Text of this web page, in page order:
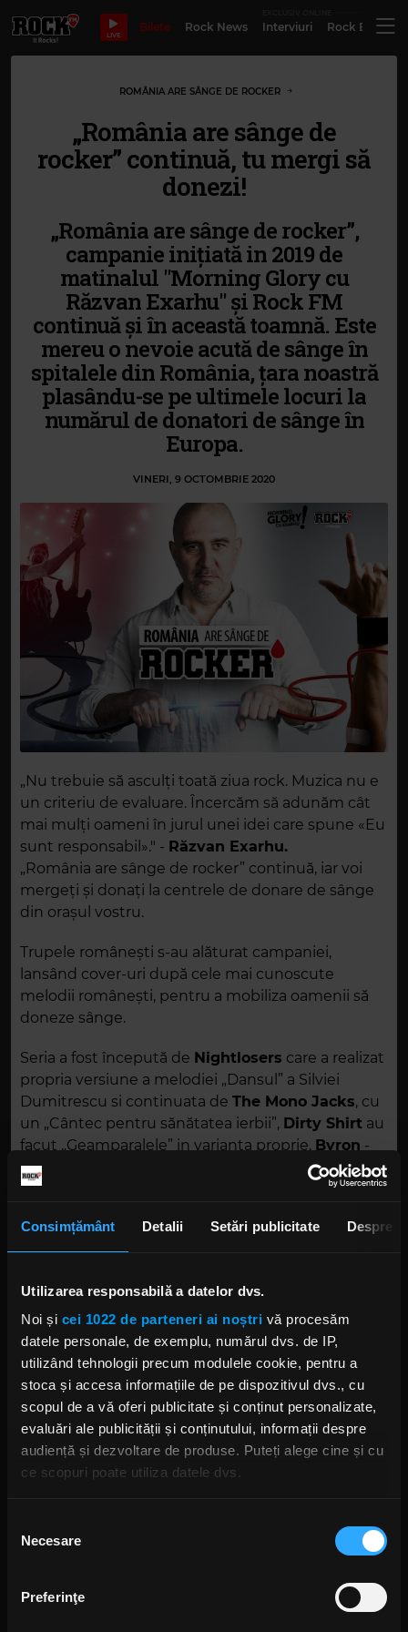
Consimțământ Detalii Setări publicitate Despre
Utilizarea responsabilă a datelor dvs.
Noi și cei 1022 de parteneri ai noștri vă procesăm
datele personale, de exemplu, numărul dvs. de IP,
utilizând tehnologii precum modulele cookie, pentru a
stoca și accesa informațiile de pe dispozitivul dvs., cu
scopul de a vă oferi publicitate și conținut personalizate,
evaluări ale publicității și conținutului, informații despre
audiență și dezvoltare de produse. Puteți alege cine și cu
ce scopuri poate utiliza datele dvs.
Să colectăm informațiile cu privire la locația dvs.
Să vă identificăm dispozitivul scanândul-l în mod
activ după caracteristici specifice (amprentare)
consimțământului
Necesare
Preferinţe
LIVE
Bilete Rock News Interviuri Rock
ROMÂNIA ARE SÂNGE DE ROCKER
„România are sânge de
rocker” continuă, tu mergi să
donezi!
„România are sânge de rocker”,
campanie inițiată in 2019 de
matinalul "Morning Glory cu
Răzvan Exarhu" și Rock FM
continuă și în această toamnă. Este
mereu o nevoie acută de sânge în
spitalele din România, țara noastră
plasându-se pe ultimele locuri la
numărul de donatori de sânge în
Europa.
VINERI, 9 OCTOMBRIE 2020
„Nu trebuie să asculți toată ziua rock. Muzica nu e
un criteriu de evaluare. Încercăm să adunăm cât
mai mulţi oameni în jurul unei idei care spune «Eu
sunt responsabil»." - Răzvan Exarhu.
„România are sânge de rocker” continuă, iar voi
mergeți și donați la centrele de donare de sânge
din orașul vostru.
Trupele românești s-au alăturat campaniei,
lansând cover-uri după cele mai cunoscute
melodii românești, pentru a mobiliza oamenii să
doneze sânge.
Seria a fost începută de Nightlosers care a realizat
propria versiune a melodiei „Dansul” a Silviei
Dumitrescu si continuata de The Mono Jacks, cu
un „Cântec pentru sănătatea ierbii”, Dirty Shirt au
facut „Geamparalele” in varianta proprie, Byron -
cover dupa „Nu am chef azi”,
Minculescu, Valter & Boro
, cu un cover dupa
Tarafului lui Marian Mexicanul siTrooper
ne-au
cantat "De-ar fi sa vii" a Mihaelei Runceanu.
Vedețiaiciînregistrărilelive.
Vedețiaici galeriile foto dela concertele
„România are sânge de rocker”.
Green Day a lansat un canal
YouTube cu transmisie non-stop